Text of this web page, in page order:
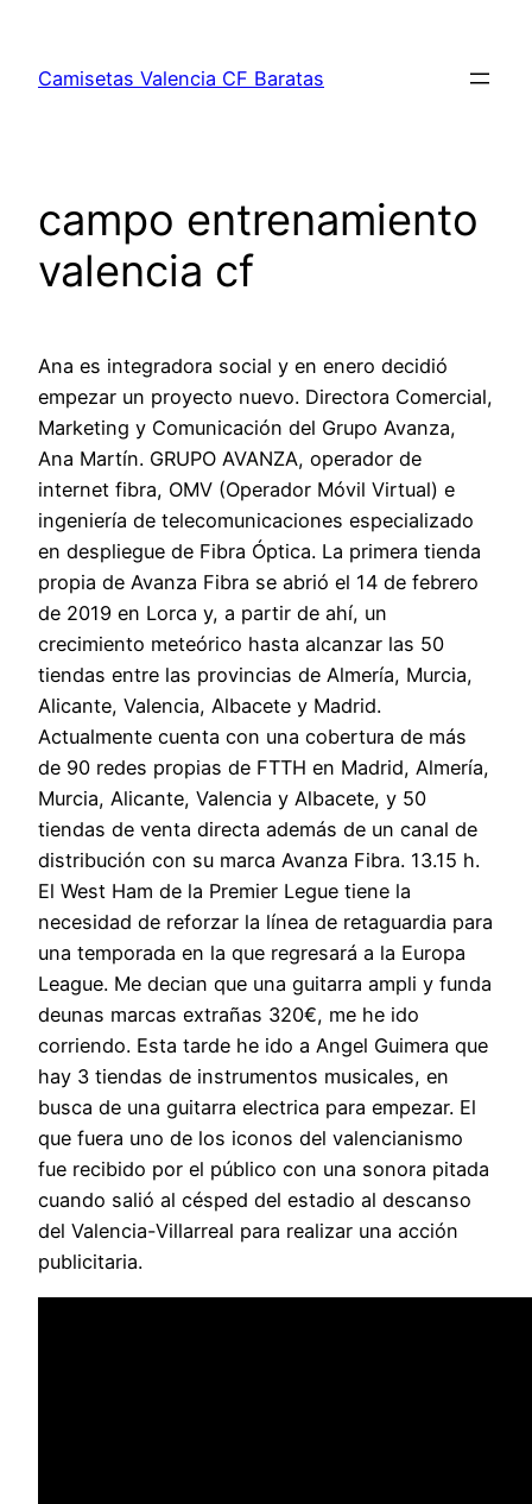
contenido
Camisetas Valencia CF Baratas
campo entrenamiento
valencia cf
Ana es integradora social y en enero decidió
empezar un proyecto nuevo. Directora Comercial,
Marketing y Comunicación del Grupo Avanza,
Ana Martín. GRUPO AVANZA, operador de
internet fibra, OMV (Operador Móvil Virtual) e
ingeniería de telecomunicaciones especializado
en despliegue de Fibra Óptica. La primera tienda
propia de Avanza Fibra se abrió el 14 de febrero
de 2019 en Lorca y, a partir de ahí, un
crecimiento meteórico hasta alcanzar las 50
tiendas entre las provincias de Almería, Murcia,
Alicante, Valencia, Albacete y Madrid.
Actualmente cuenta con una cobertura de más
de 90 redes propias de FTTH en Madrid, Almería,
Murcia, Alicante, Valencia y Albacete, y 50
tiendas de venta directa además de un canal de
distribución con su marca Avanza Fibra. 13.15 h.
El West Ham de la Premier Legue tiene la
necesidad de reforzar la línea de retaguardia para
una temporada en la que regresará a la Europa
League. Me decian que una guitarra ampli y funda
deunas marcas extrañas 320€, me he ido
corriendo. Esta tarde he ido a Angel Guimera que
hay 3 tiendas de instrumentos musicales, en
busca de una guitarra electrica para empezar. El
que fuera uno de los iconos del valencianismo
fue recibido por el público con una sonora pitada
cuando salió al césped del estadio al descanso
del Valencia-Villarreal para realizar una acción
publicitaria.